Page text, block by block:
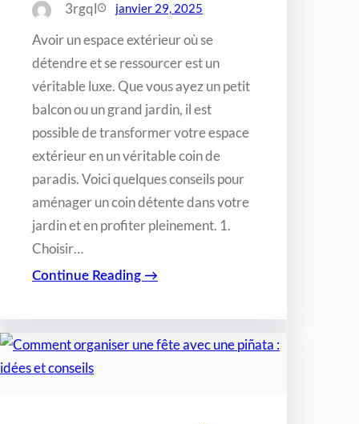
3rgql janvier 29, 2025
Avoir un espace extérieur où se
détendre et se ressourcer est un
véritable luxe. Que vous ayez un petit
balcon ou un grand jardin, il est
possible de transformer votre espace
extérieur en un véritable coin de
paradis. Voici quelques conseils pour
aménager un coin détente dans votre
jardin et en profiter pleinement. 1.
Choisir…
Continue Reading →